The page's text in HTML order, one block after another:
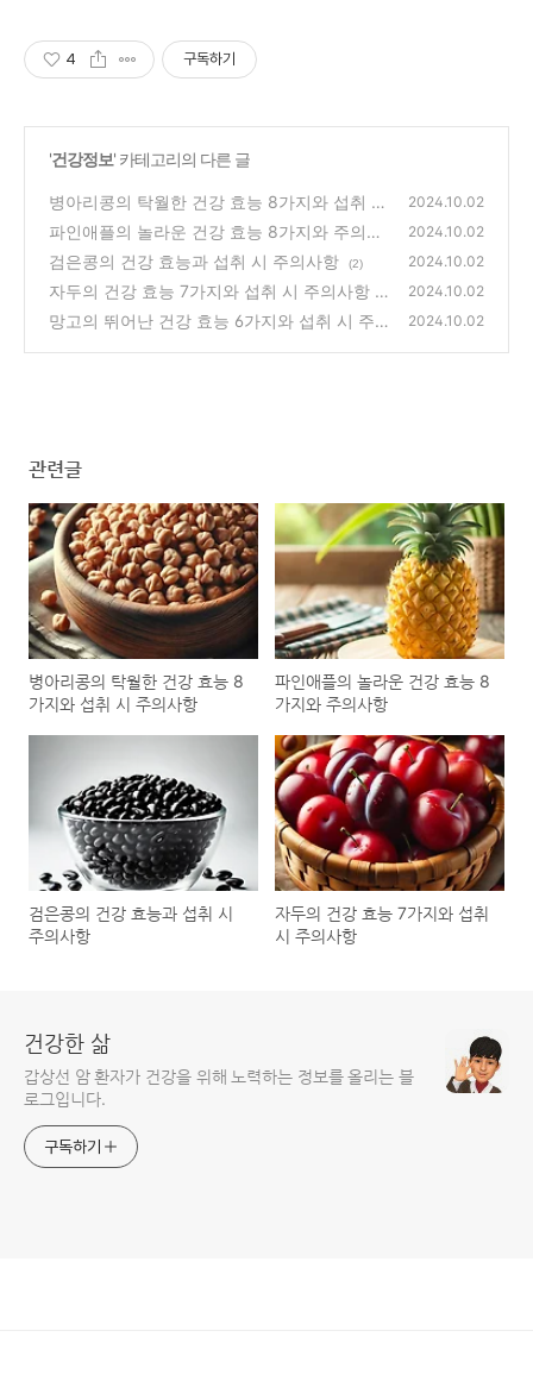
4 구독하기
'건강정보' 카테고리의 다른 글
병아리콩의 탁월한 건강 효능 8가지와 섭취 시
주의사항
(0)
2024.10.02
파인애플의 놀라운 건강 효능 8가지와 주의사
항
(0)
2024.10.02
검은콩의 건강 효능과 섭취 시 주의사항 (2) 2024.10.02
자두의 건강 효능 7가지와 섭취 시 주의사항
(0)
2024.10.02
망고의 뛰어난 건강 효능 6가지와 섭취 시 주
2024.10.02
관련글
병아리콩의 탁월한 건강 효능 8
가지와 섭취 시 주의사항
파인애플의 놀라운 건강 효능 8
가지와 주의사항
검은콩의 건강 효능과 섭취 시
주의사항
자두의 건강 효능 7가지와 섭취
시 주의사항
건강한 삶
갑상선 암 환자가 건강을 위해 노력하는 정보를 올리는 블
로그입니다.
구독하기